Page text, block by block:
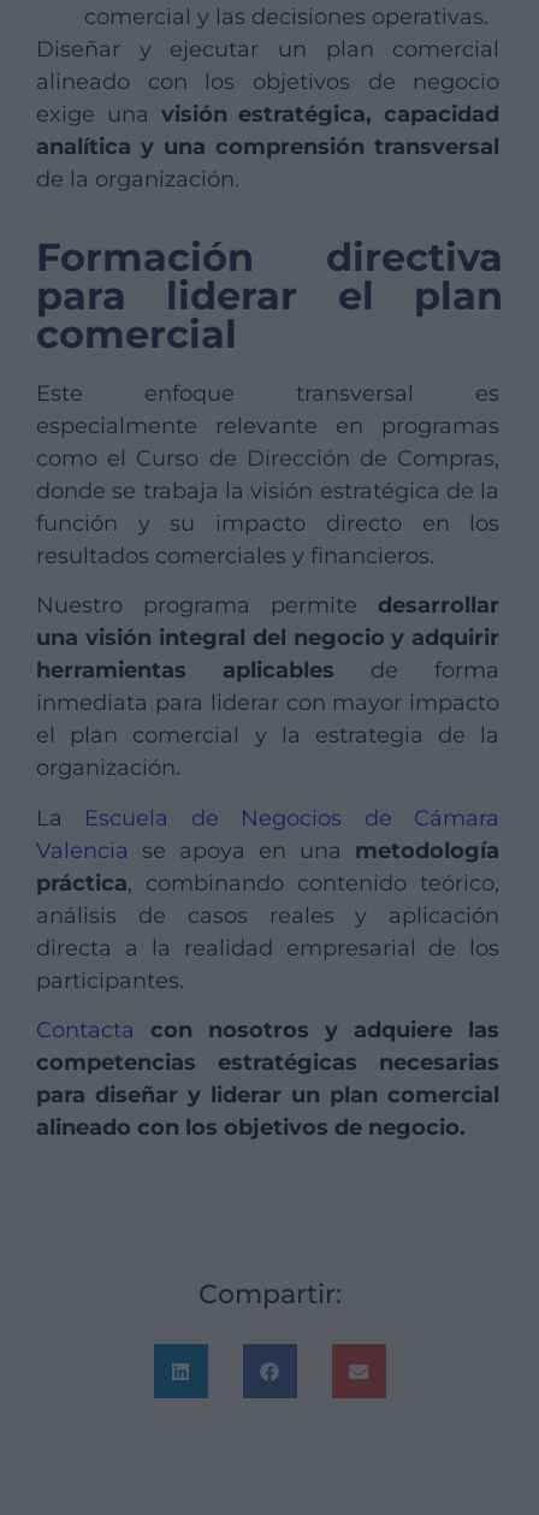
comercial y las decisiones operativas.
Diseñar y ejecutar un plan comercial
alineado con los objetivos de negocio
exige una visión estratégica, capacidad
analítica y una comprensión transversal
de la organización.
Formación directiva
para liderar el plan
comercial
Este enfoque transversal es
especialmente relevante en programas
como el Curso de Dirección de Compras,
donde se trabaja la visión estratégica de la
función y su impacto directo en los
resultados comerciales y financieros.
Nuestro programa permite desarrollar
una visión integral del negocio y adquirir
herramientas aplicables de forma
inmediata para liderar con mayor impacto
el plan comercial y la estrategia de la
organización.
La Escuela de Negocios de Cámara
Valencia se apoya en una metodología
práctica, combinando contenido teórico,
análisis de casos reales y aplicación
directa a la realidad empresarial de los
participantes.
Contacta
con nosotros y adquiere las
competencias estratégicas necesarias
para diseñar y liderar un plan comercial
alineado con los objetivos de negocio.
Compartir: